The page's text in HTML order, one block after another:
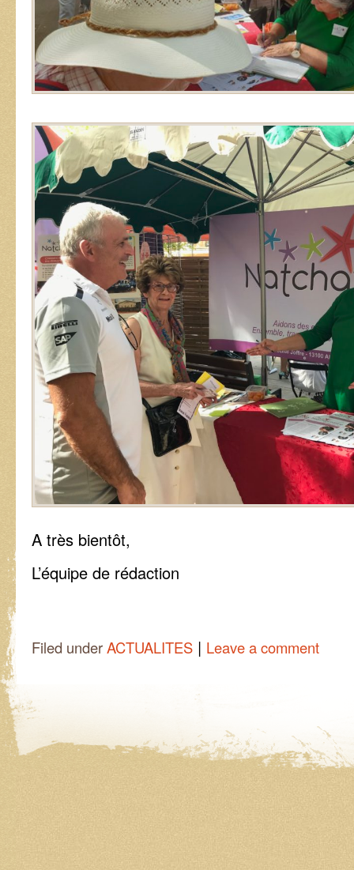
A très bientôt,
L’équipe de rédaction
Filed underACTUALITES | Leave a comment